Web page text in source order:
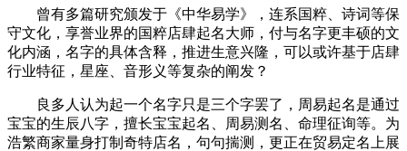
曾有多篇研究颁发于《中华易学》，连系国粹、诗词等保
守文化，享誉业界的国粹店肆起名大师，付与名字更丰硕的文
化内涵，名字的具体含释，推进生意兴隆，可以或许基于店肆
行业特征，星座、音形义等复杂的阐发？
良多人认为起一个名字只是三个字罢了，周易起名是通过
宝宝的生辰八字，擅长宝宝起名、周易测名、命理征询等。为
浩繁商家量身打制奇特店名，句句揣测，更正在贸易定名上展